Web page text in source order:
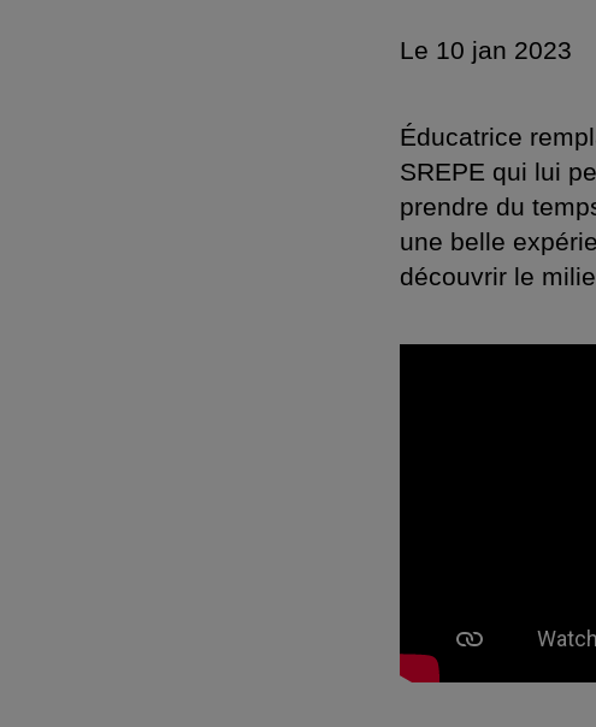
Le 10 jan 2023
Éducatrice
SREPE qui lui
prendre du
une belle
découvrir le